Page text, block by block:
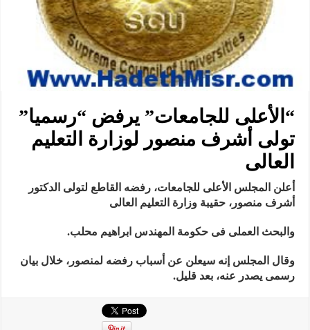
“الأعلى للجامعات” يرفض “رسميا”
تولى أشرف منصور لوزارة التعليم
العالى
أعلن المجلس الأعلى للجامعات، رفضه القاطع لتولى الدكتور
أشرف منصور، حقيبة وزارة التعليم العالى
والبحث العملى فى حكومة المهندس ابراهيم محلب.
وقال المجلس إنه سيعلن عن أسباب رفضه لمنصور، خلال بيان
رسمى يصدر عنه، بعد قليل.